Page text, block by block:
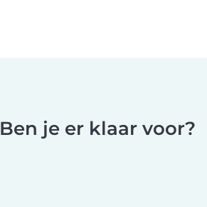
Ben je er klaar voor?